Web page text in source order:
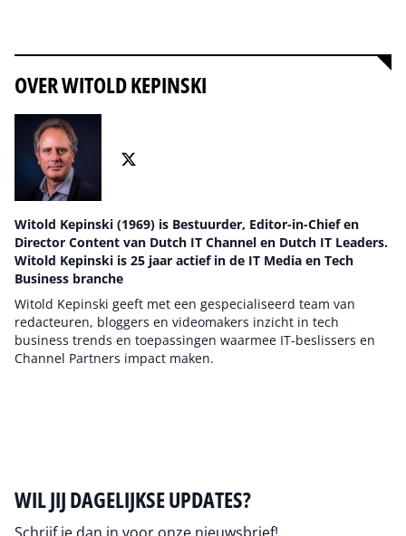
OVER WITOLD KEPINSKI
Witold Kepinski (1969) is Bestuurder, Editor-in-Chief en
Director Content van Dutch IT Channel en Dutch IT Leaders.
Witold Kepinski is 25 jaar actief in de IT Media en Tech
Business branche
Witold Kepinski geeft met een gespecialiseerd team van
redacteuren, bloggers en videomakers inzicht in tech
business trends en toepassingen waarmee IT-beslissers en
Channel Partners impact maken.
WIL JIJ DAGELIJKSE UPDATES?